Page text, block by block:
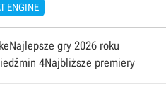
ENGINE
Najlepsze gry 2026 roku
4Najbliższe premiery